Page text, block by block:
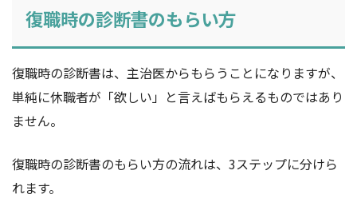
復職時の診断書のもらい方
復職時の診断書は、主治医からもらうことになりますが、
単純に休職者が「欲しい」と言えばもらえるものではあり
ません。
復職時の診断書のもらい方の流れは、3ステップに分けら
れます。